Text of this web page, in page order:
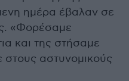
ημέρα έβαλαν σε
«Φορέσαμε
και της στήσαμε
στους αστυνομικούς